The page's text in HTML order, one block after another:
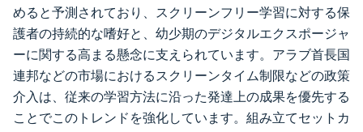
めると予測されており、スクリーンフリー学習に対する保
護者の持続的な嗜好と、幼少期のデジタルエクスポージャ
ーに関する高まる懸念に支えられています。アラブ首長国
連邦などの市場におけるスクリーンタイム制限などの政策
介入は、従来の学習方法に沿った発達上の成果を優先する
ことでこのトレンドを強化しています。組み立てセットカ